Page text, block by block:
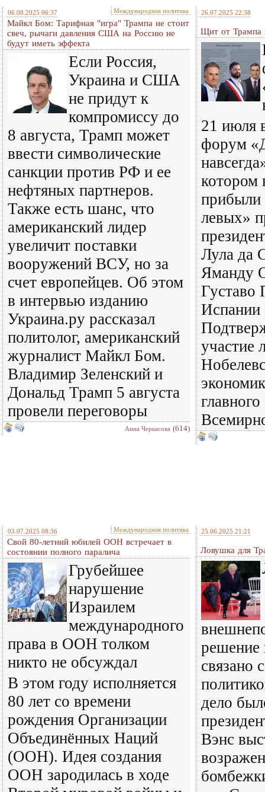
06.08.2025 06:37 Международная политика
Майкл Бом: Тарифная "игра" Трампа не стоит
свеч, рычаги давления США на Россию не
будут иметь эффекта
Если Россия,
Украина и США
не придут к
компромиссу до
8 августа, Трамп может
ввести символические
санкции против РФ и ее
нефтяных партнеров.
Также есть шанс, что
американский лидер
увеличит поставки
вооружений ВСУ, но за
счет европейцев. Об этом
в интервью изданию
Украина.ру рассказал
политолог, американский
журналист Майкл Бом.
Владимир Зеленский и
Дональд Трамп 5 августа
провели переговоры
Анна Черкасова (614)
26.07.2025 22:38
Щит от Трампа
21 июля
форум
котором
прибыли
левых»
Лула да
Яманду
Густаво
Испании
участие
03.07.2025 08:36 Международная политика
Свой 80-летний юбилей ООН встречает в
состоянии полного паралича
Грубейшее
нарушение
Израилем
международного
права в ООН толком
никто не обсуждал
В этом году исполняется
80 лет со времени
рождения Организации
Объединённых Наций
(ООН). Идея создания
ООН зародилась в ходе
25.06.2025 21:21
Ловушка для
связано
дело
Вэнс